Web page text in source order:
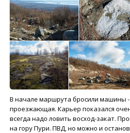
В начале маршрута бросили машины -
проезжающая. Карьер показался
всегда надо ловить восход-закат.
на гору Пури. ПВД, но можно и